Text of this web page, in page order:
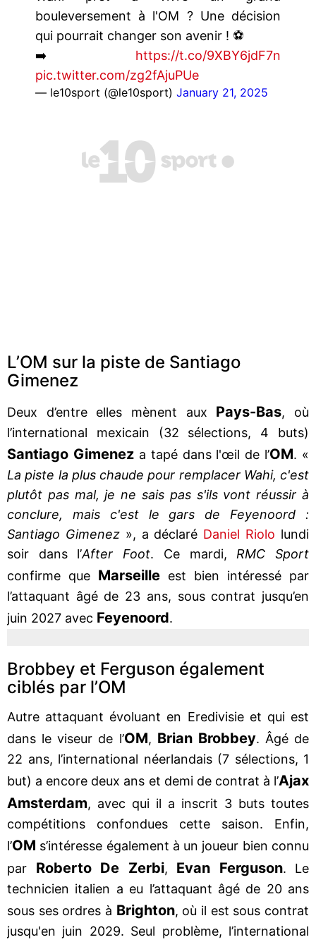
bouleversement à l'OM ? Une décision
qui pourrait changer son avenir ! ⚽
➡️ https://t.co/9XBY6jdF7n
pic.twitter.com/zg2fAjuPUe
— le10sport (@le10sport) January 21, 2025
L’OM sur la piste de Santiago
Gimenez
Deux d’entre elles mènent aux Pays-Bas, où
l’international mexicain (32 sélections, 4 buts)
Santiago Gimeneza tapé dans l'œil de l’OM. «
La piste la plus chaude pour remplacer Wahi, c'est
plutôt pas mal, je ne sais pas s'ils vont réussir à
conclure, mais c'est le gars de Feyenoord :
Santiago Gimenez», a déclaré Daniel Riolo lundi
soir dans l’After Foot. Ce mardi, RMC Sport
confirme que Marseille est bien intéressé par
l’attaquant âgé de 23 ans, sous contrat jusqu’en
juin 2027 avec Feyenoord.
Brobbey et Ferguson également
ciblés par l’OM
Autre attaquant évoluant en Eredivisie et qui est
dans le viseur de l’OM, Brian Brobbey. Âgé de
22 ans, l’international néerlandais (7 sélections, 1
but) a encore deux ans et demi de contrat à l’Ajax
Amsterdam, avec qui il a inscrit 3 buts toutes
compétitions confondues cette saison. Enfin,
l’OM s’intéresse également à un joueur bien connu
par Roberto De Zerbi, Evan Ferguson. Le
technicien italien a eu l’attaquant âgé de 20 ans
sous ses ordres à Brighton, où il est sous contrat
jusqu'en juin 2029. Seul problème, l’international